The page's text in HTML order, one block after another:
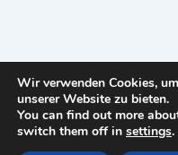
Wir verwenden Cookies,
unserer Website zu bieten.
You can find out more
switch them off in settings.